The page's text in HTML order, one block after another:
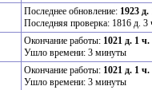
Последнее обновление: 1923 д.
Последняя проверка: 1816 д. 3
Окончание работы: 1021 д. 1 ч.
Ушло времени: 3 минуты
Окончание работы: 1021 д. 1 ч.
Ушло времени: 3 минуты